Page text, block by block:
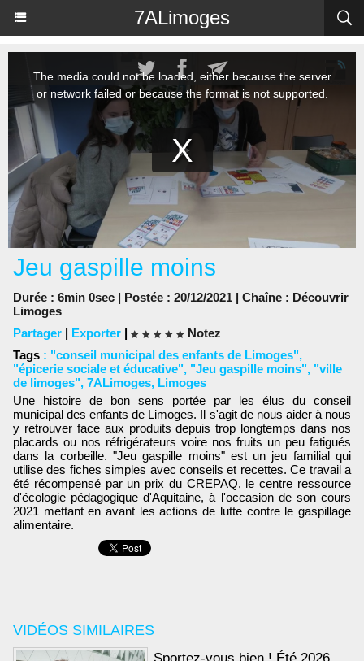
7ALimoges
VIDÉOS SIMILAIRES
Jeu gaspille moins
Durée : 6min 0sec | Postée : 20/12/2021 | Chaîne : Découvrir
Limoges
Partager | Exporter |
Notez
Tags : "conseil municipal des enfants de Limoges",
"épicerie sociale et éducative", "Jeu gaspille moins", "ville
de limoges", 7ALimoges, Limoges
Une histoire de bon sens portée par les élus du conseil
municipal des enfants de Limoges. Il s'agit de nous aider à nous
y retrouver face aux produits depuis trop longtemps dans nos
placards ou nos réfrigérateurs voire nos fruits un peu fatigués
dans la corbeille. "Jeu gaspille moins" est un jeu familial qui
utilise des fiches simples avec conseils et recettes. Ce travail a
été récompensé par un prix du CREPAQ, le centre ressource
d'écologie pédagogique d'Aquitaine, à l'occasion de son cours
2021 mettant en avant les actions de lutte contre le gaspillage
alimentaire.